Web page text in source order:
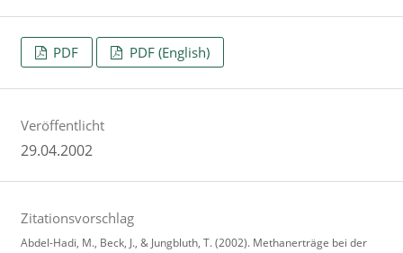
PDF PDF (English)
Veröffentlicht
29.04.2002
Zitationsvorschlag
Abdel-Hadi, M., Beck, J., & Jungbluth, T. (2002). Methanerträge bei der